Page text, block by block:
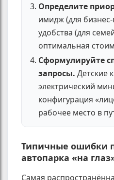
Определите
имидж (для
удобства (для
оптимальная
Сформулируйте
запросы. Детские
электрический
конфигурация
рабочее место в
Типичные ошибки
автопарка «на
Самая